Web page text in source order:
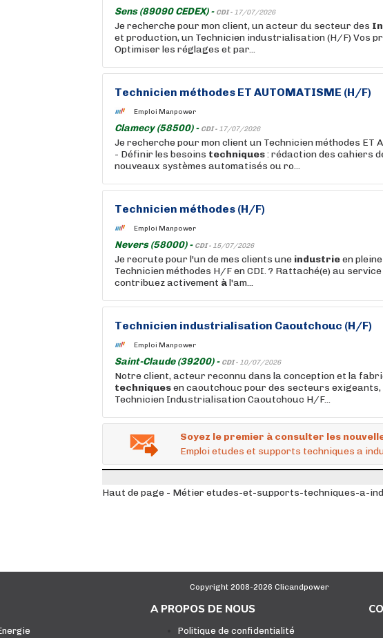
Sens (89090 CEDEX) - CDI - 17/07/2026
Je recherche pour mon client, un acteur du secteur des
et production, un Technicien industrialisation (H/F) Vos
Optimiser les réglages et par...
Technicien méthodes ET AUTOMATISME (H/F)
Emploi Manpower
Clamecy (58500) - CDI - 17/07/2026
Je recherche pour mon client un Technicien méthodes ET
- Définir les besoins techniques: rédaction des cahiers
nouveaux systèmes automatisés ou ro...
Technicien méthodes (H/F)
Emploi Manpower
Nevers (58000) - CDI - 15/07/2026
Je recrute pour l'un de mes clients une industrieen
Technicien méthodes H/F en CDI. ? Rattaché(e) au
contribuez activement àl'am...
Technicien industrialisation Caoutchouc (H/F)
Emploi Manpower
Saint-Claude (39200) - CDI - 10/07/2026
Notre client, acteur reconnu dans la conception et la
techniquesen caoutchouc pour des secteurs
Technicien Industrialisation Caoutchouc H/F...
Soyez le premier à consulter les
Emploi etudes et supports techniques a
Haut de page - Métier etudes-et-supports-techniques-a-
Copyright 2008-2026 Clicandpower
A PROPOS DE NOUS
Politique de confidentialité